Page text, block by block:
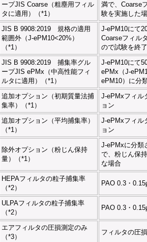
ープJIS Coarse（粗塵用フィル
タに適用）（*1）
満で、Coarse
験を実施した
JIS B 9908:2019 規格の適用
範囲外（J-ePM10<20%）
（*1）
J-ePM10にて
Coarseフィル
ので試験を終
JIS B 9908:2019 捕集率グル
ープJIS ePMx（中高性能フィ
ルタに適用）（*1）
J-ePM10にて
ePMx（J-
ePM10）に分
追加オプション（初期質量法捕
集率）（*1）
J-ePMxフィル
ョン
追加オプション（平均捕集率）
（*1）
J-ePMxフィル
ョン
除外オプション（粉じん保持
量）（*1）
J-ePMxに分類
で、粉じん保
な場合
HEPAフィルタの粒子捕集率
（*2）
PAO 0.3・
ULPAフィルタの粒子捕集率
（*2）
PAO 0.3・
エアフィルタの圧損測定のみ
（*3）
フィルタの圧